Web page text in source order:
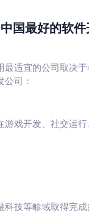
国最好的软
适宜的公司取决
司：
戏开发、社交运行
技等畛域取得完